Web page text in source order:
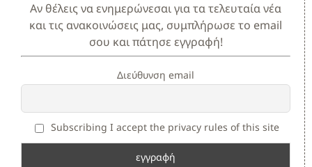
Αν θέλεις να ενημερώνεσαι για τα τελευταία νέα
και τις ανακοινώσεις μας, συμπλήρωσε το email
σου και πάτησε εγγραφή!
Διεύθυνση email
Subscribing I accept the privacy rules of this site